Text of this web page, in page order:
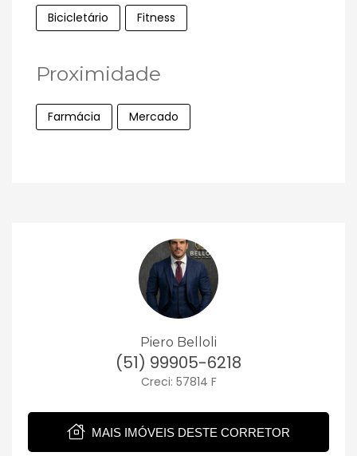
Bicicletário Fitness
Proximidade
Farmácia Mercado
Piero Belloli
(51) 99905-6218
Creci: 57814 F
MAIS IMÓVEIS DESTE CORRETOR